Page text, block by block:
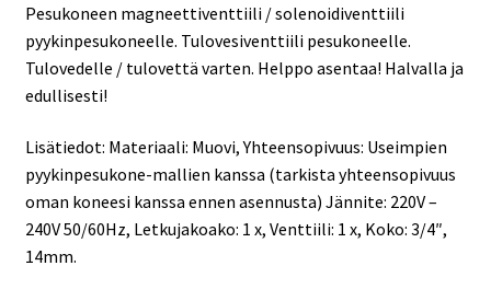
Pesukoneen magneettiventtiili / solenoidiventtiili
pyykinpesukoneelle. Tulovesiventtiili pesukoneelle.
Tulovedelle / tulovettä varten. Helppo asentaa! Halvalla ja
edullisesti!
Lisätiedot: Materiaali: Muovi, Yhteensopivuus: Useimpien
pyykinpesukone-mallien kanssa (tarkista yhteensopivuus
oman koneesi kanssa ennen asennusta) Jännite: 220V –
240V 50/60Hz, Letkujakoako: 1 x, Venttiili: 1 x, Koko: 3/4″,
14mm.